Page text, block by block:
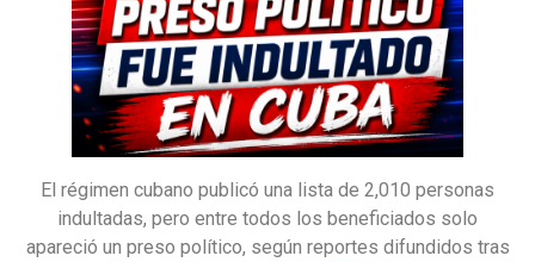
El régimen cubano publicó una lista de 2,010 personas
indultadas, pero entre todos los beneficiados solo
apareció un preso político, según reportes difundidos tras